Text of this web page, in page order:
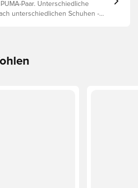
sind.
Paar. Unterschiedliche
unterschiedlichen Schuhen -